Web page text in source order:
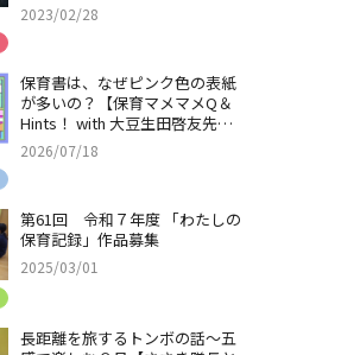
2023/02/28
保育書は、なぜピンク色の表紙
が多いの？【保育マメマメQ＆
Hints！ with 大豆生田啓友先
生】
2026/07/18
第61回 令和７年度 「わたしの
保育記録」作品募集
2025/03/01
長距離を旅するトンボの話～五